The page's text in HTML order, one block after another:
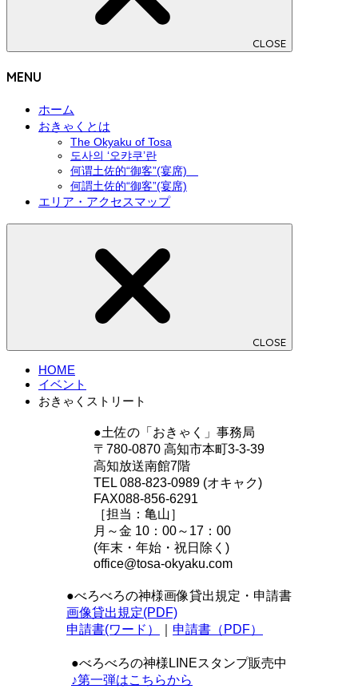
CLOSE
MENU
ホーム
おきゃくとは
The Okyaku of Tosa
도사의 ‘오캬쿠’란
何谓土佐的“御客”(宴席)
何謂土佐的“御客”(宴席)
エリア・アクセスマップ
CLOSE
HOME
イベント
おきゃくストリート
●土佐の「おきゃく」事務局
〒780-0870 高知市本町3-3-39
高知放送南館7階
TEL 088-823-0989 (オキャク)
FAX088-856-6291
［担当：亀山］
月～金 10：00～17：00
(年末・年始・祝日除く)
office@tosa-okyaku.com
●べろべろの神様画像貸出規定・申請書
画像貸出規定(PDF)
申請書(ワード）
申請書（PDF）
●べろべろの神様LINEスタンプ販売中
♪第一弾はこちらから